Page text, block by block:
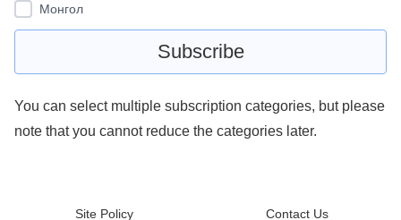
Монгол
You can select multiple subscription categories, but please
note that you cannot reduce the categories later.
Site Policy Contact Us